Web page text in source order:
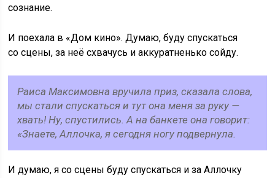
сознание.
И поехала в «Дом кино». Думаю, буду спускаться
со сцены, за неё схвачусь и аккуратненько сойду.
Раиса Максимовна вручила приз, сказала слова,
мы стали спускаться и тут она меня за руку —
хвать! Ну, спустились. А на банкете она говорит:
«Знаете, Аллочка, я сегодня ногу подвернула.
И думаю, я со сцены буду спускаться и за Аллочку